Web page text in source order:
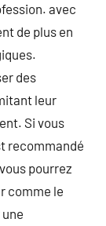
avec
de plus en
des
leur
Si vous
recommandé
pourrez
comme le